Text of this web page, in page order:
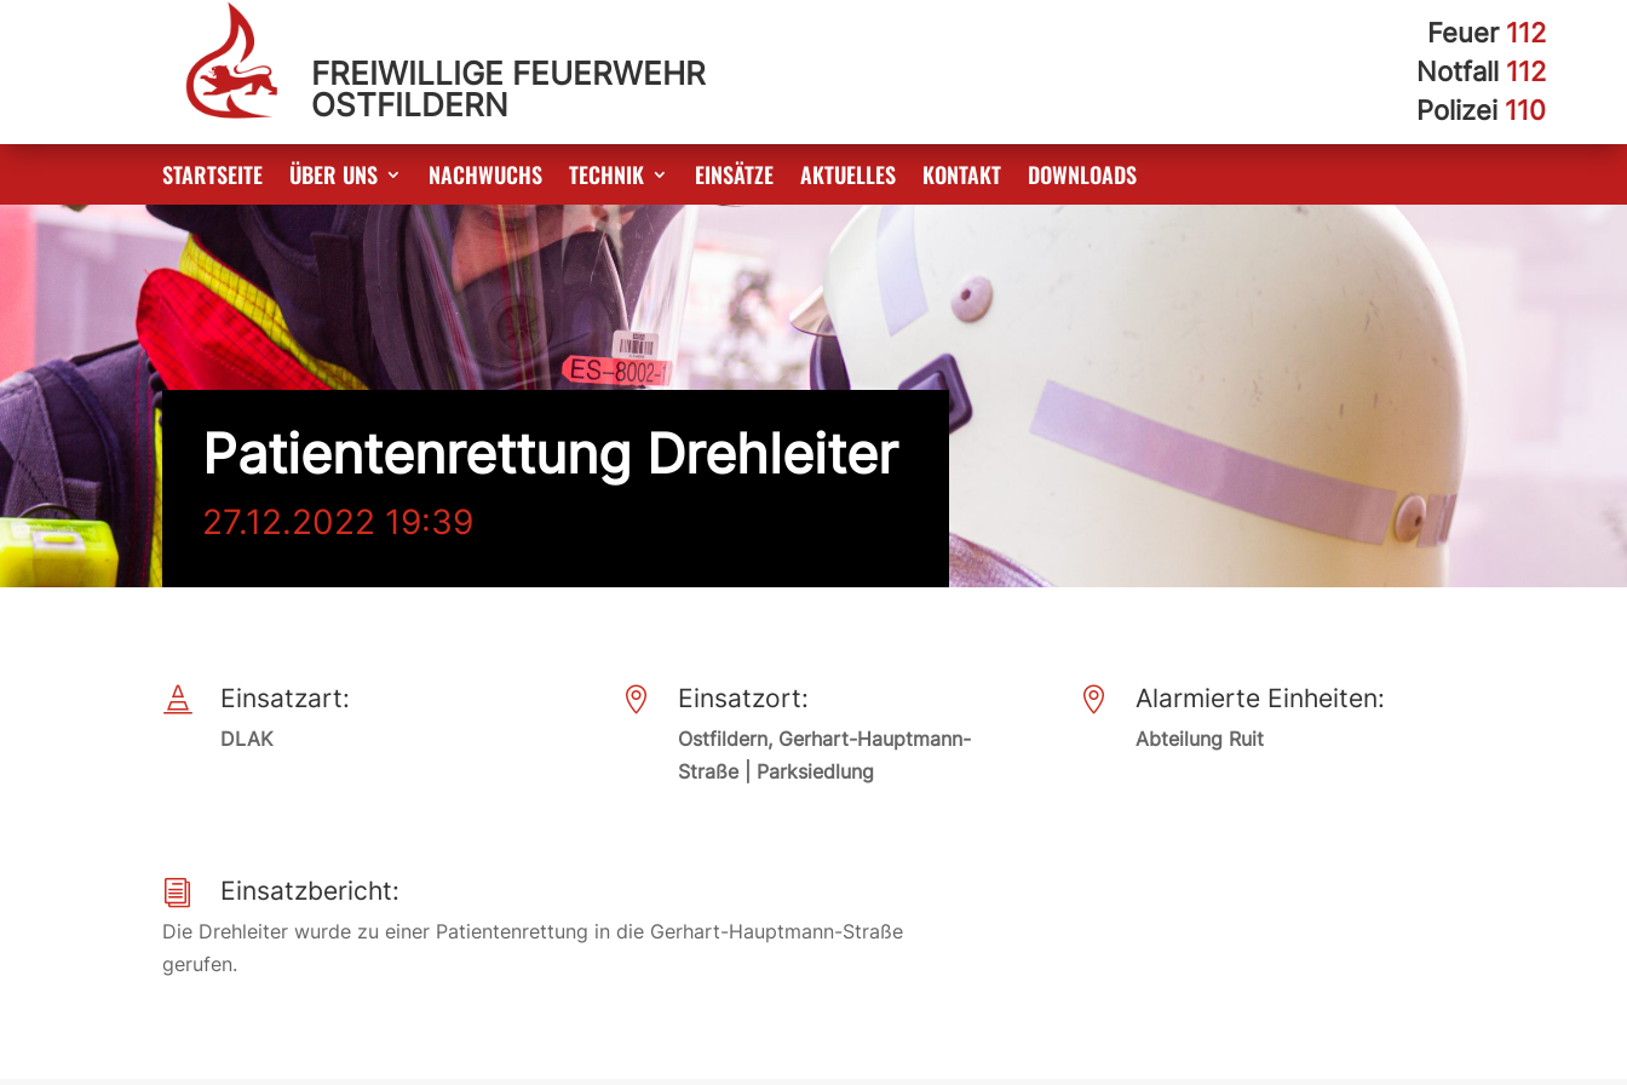
FREIWILLIGE FEUERWEHR
OSTFILDERN
Feuer 112
Notfall 112
Polizei 110
STARTSEITE ÜBER UNS NACHWUCHS TECHNIK EINSÄTZE AKTUELLES KONTAKT DOWNLOADS
Patientenrettung Drehleiter
27.12.2022 19:39
 Einsatzart:
DLAK
 Einsatzort:
Ostfildern, Gerhart-Hauptmann-
Straße | Parksiedlung
 Alarmierte Einheiten:
Abteilung Ruit
i Einsatzbericht:
Die Drehleiter wurde zu einer Patientenrettung in die Gerhart-Hauptmann-Straße
gerufen.